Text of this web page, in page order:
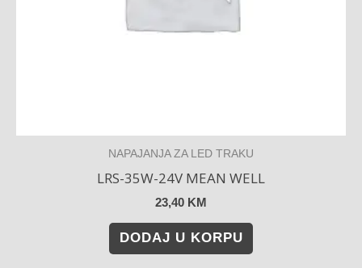
NAPAJANJA ZA LED TRAKU
LRS-35W-24V MEAN WELL
23,40 KM
DODAJ U KORPU